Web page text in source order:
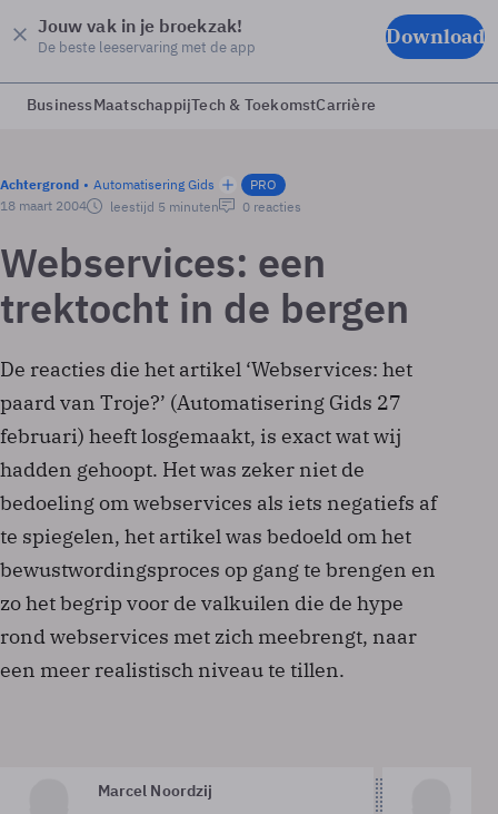
Jouw vak in je broekzak!
De beste leeservaring met de app Download
BusinessMaatschappijTech & ToekomstCarrière
Achtergrond Automatisering Gids
PRO
18 maart 2004
leestijd 5 minuten 0 reacties
Webservices: een
trektocht in de bergen
De reacties die het artikel ‘Webservices: het
paard van Troje?’ (Automatisering Gids 27
februari) heeft losgemaakt, is exact wat wij
hadden gehoopt. Het was zeker niet de
bedoeling om webservices als iets negatiefs af
te spiegelen, het artikel was bedoeld om het
bewustwordingsproces op gang te brengen en
zo het begrip voor de valkuilen die de hype
rond webservices met zich meebrengt, naar
een meer realistisch niveau te tillen.
Marcel Noordzij